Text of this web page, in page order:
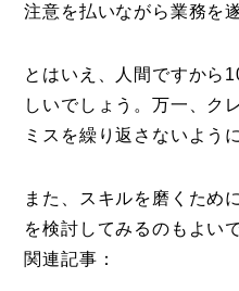
注意を払いながら業務を
とはいえ、人間ですから
しいでしょう。万一、ク
ミスを繰り返さないよう
また、スキルを磨くため
を検討してみるのもよい
関連記事：